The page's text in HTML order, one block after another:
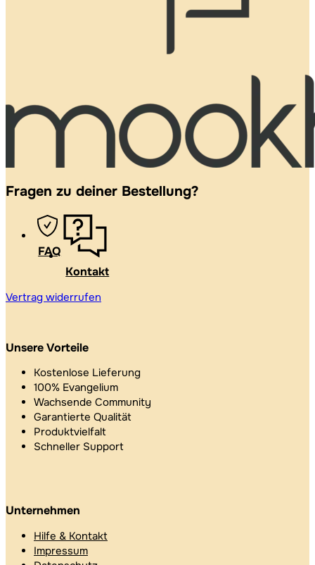
Fragen zu deiner Bestellung?
FAQ
Kontakt
Vertrag widerrufen
Unsere Vorteile
Kostenlose Lieferung
100% Evangelium
Wachsende Community
Garantierte Qualität
Produktvielfalt
Schneller Support
Unternehmen
Hilfe & Kontakt
Impressum